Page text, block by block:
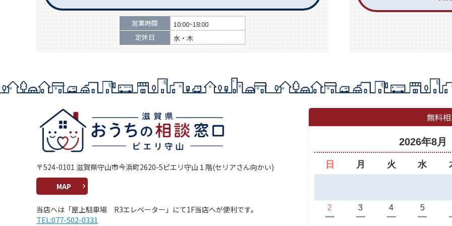
営業時間
10:00~18:00
定休日
水・木
〒524-0101 滋賀県守山市今浜町2620-5ピエリ守山１階(セリアさん向かい)
MAP
当店へは「屋上駐車場 R3エレベーター」にて1F当店へが便利です。
TEL:077-502-0331
無料
2026年8月
日 月 火 水
2
ー
3
ー
4
ー
5
ー